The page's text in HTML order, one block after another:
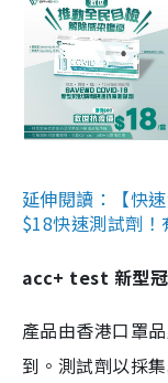
延伸閱讀：【快
$18快速測試劑
acc+ test 新型
產品由香港口罩
到。測試劑以採